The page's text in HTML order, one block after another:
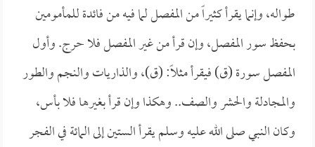
طواله، وإنما يقرأ كثيراً من المفصل لما فيه من فائدة للمأمومين
بحفظ سور المفصل، وإن قرأ من غير المفصل فلا حرج. وأول
المفصل سورة (ق) فيقرأ مثلاً: (ق)، والذاريات والنجم والطور
والمجادلة والحشر والصف.. وهكذا وإن قرأ بغيرها فلا بأس،
وكان النبي صلى الله عليه وسلم يقرأ الستين إلى المائة في الفجر